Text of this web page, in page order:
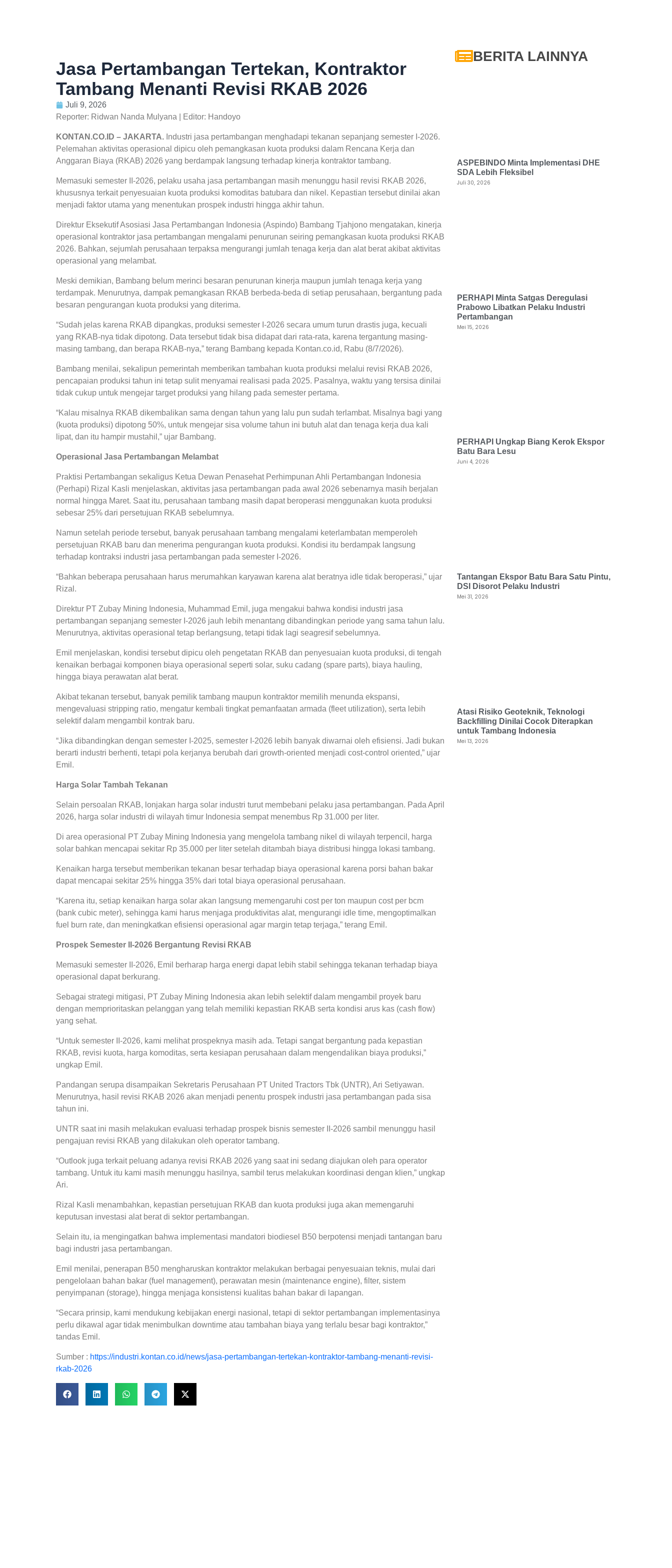
Jasa Pertambangan Tertekan, Kontraktor
Tambang Menanti Revisi RKAB 2026
Juli 9, 2026
Reporter: Ridwan Nanda Mulyana | Editor: Handoyo
KONTAN.CO.ID – JAKARTA. Industri jasa pertambangan menghadapi tekanan sepanjang semester I-2026.
Pelemahan aktivitas operasional dipicu oleh pemangkasan kuota produksi dalam Rencana Kerja dan
Anggaran Biaya (RKAB) 2026 yang berdampak langsung terhadap kinerja kontraktor tambang.
Memasuki semester II-2026, pelaku usaha jasa pertambangan masih menunggu hasil revisi RKAB 2026,
khususnya terkait penyesuaian kuota produksi komoditas batubara dan nikel. Kepastian tersebut dinilai akan
menjadi faktor utama yang menentukan prospek industri hingga akhir tahun.
Direktur Eksekutif Asosiasi Jasa Pertambangan Indonesia (Aspindo) Bambang Tjahjono mengatakan, kinerja
operasional kontraktor jasa pertambangan mengalami penurunan seiring pemangkasan kuota produksi RKAB
2026. Bahkan, sejumlah perusahaan terpaksa mengurangi jumlah tenaga kerja dan alat berat akibat aktivitas
operasional yang melambat.
Meski demikian, Bambang belum merinci besaran penurunan kinerja maupun jumlah tenaga kerja yang
terdampak. Menurutnya, dampak pemangkasan RKAB berbeda-beda di setiap perusahaan, bergantung pada
besaran pengurangan kuota produksi yang diterima.
“Sudah jelas karena RKAB dipangkas, produksi semester I-2026 secara umum turun drastis juga, kecuali
yang RKAB-nya tidak dipotong. Data tersebut tidak bisa didapat dari rata-rata, karena tergantung masing-
masing tambang, dan berapa RKAB-nya,” terang Bambang kepada Kontan.co.id, Rabu (8/7/2026).
Bambang menilai, sekalipun pemerintah memberikan tambahan kuota produksi melalui revisi RKAB 2026,
pencapaian produksi tahun ini tetap sulit menyamai realisasi pada 2025. Pasalnya, waktu yang tersisa dinilai
tidak cukup untuk mengejar target produksi yang hilang pada semester pertama.
“Kalau misalnya RKAB dikembalikan sama dengan tahun yang lalu pun sudah terlambat. Misalnya bagi yang
(kuota produksi) dipotong 50%, untuk mengejar sisa volume tahun ini butuh alat dan tenaga kerja dua kali
lipat, dan itu hampir mustahil,” ujar Bambang.
Operasional Jasa Pertambangan Melambat
Praktisi Pertambangan sekaligus Ketua Dewan Penasehat Perhimpunan Ahli Pertambangan Indonesia
(Perhapi) Rizal Kasli menjelaskan, aktivitas jasa pertambangan pada awal 2026 sebenarnya masih berjalan
normal hingga Maret. Saat itu, perusahaan tambang masih dapat beroperasi menggunakan kuota produksi
sebesar 25% dari persetujuan RKAB sebelumnya.
Namun setelah periode tersebut, banyak perusahaan tambang mengalami keterlambatan memperoleh
persetujuan RKAB baru dan menerima pengurangan kuota produksi. Kondisi itu berdampak langsung
terhadap kontraksi industri jasa pertambangan pada semester I-2026.
“Bahkan beberapa perusahaan harus merumahkan karyawan karena alat beratnya idle tidak beroperasi,” ujar
Rizal.
Direktur PT Zubay Mining Indonesia, Muhammad Emil, juga mengakui bahwa kondisi industri jasa
pertambangan sepanjang semester I-2026 jauh lebih menantang dibandingkan periode yang sama tahun lalu.
Menurutnya, aktivitas operasional tetap berlangsung, tetapi tidak lagi seagresif sebelumnya.
Emil menjelaskan, kondisi tersebut dipicu oleh pengetatan RKAB dan penyesuaian kuota produksi, di tengah
kenaikan berbagai komponen biaya operasional seperti solar, suku cadang (spare parts), biaya hauling,
hingga biaya perawatan alat berat.
Akibat tekanan tersebut, banyak pemilik tambang maupun kontraktor memilih menunda ekspansi,
mengevaluasi stripping ratio, mengatur kembali tingkat pemanfaatan armada (fleet utilization), serta lebih
selektif dalam mengambil kontrak baru.
“Jika dibandingkan dengan semester I-2025, semester I-2026 lebih banyak diwarnai oleh efisiensi. Jadi bukan
berarti industri berhenti, tetapi pola kerjanya berubah dari growth-oriented menjadi cost-control oriented,” ujar
Emil.
Harga Solar Tambah Tekanan
Selain persoalan RKAB, lonjakan harga solar industri turut membebani pelaku jasa pertambangan. Pada April
2026, harga solar industri di wilayah timur Indonesia sempat menembus Rp 31.000 per liter.
Di area operasional PT Zubay Mining Indonesia yang mengelola tambang nikel di wilayah terpencil, harga
solar bahkan mencapai sekitar Rp 35.000 per liter setelah ditambah biaya distribusi hingga lokasi tambang.
Kenaikan harga tersebut memberikan tekanan besar terhadap biaya operasional karena porsi bahan bakar
dapat mencapai sekitar 25% hingga 35% dari total biaya operasional perusahaan.
“Karena itu, setiap kenaikan harga solar akan langsung memengaruhi cost per ton maupun cost per bcm
(bank cubic meter), sehingga kami harus menjaga produktivitas alat, mengurangi idle time, mengoptimalkan
fuel burn rate, dan meningkatkan efisiensi operasional agar margin tetap terjaga,” terang Emil.
Prospek Semester II-2026 Bergantung Revisi RKAB
Memasuki semester II-2026, Emil berharap harga energi dapat lebih stabil sehingga tekanan terhadap biaya
operasional dapat berkurang.
Sebagai strategi mitigasi, PT Zubay Mining Indonesia akan lebih selektif dalam mengambil proyek baru
dengan memprioritaskan pelanggan yang telah memiliki kepastian RKAB serta kondisi arus kas (cash flow)
yang sehat.
“Untuk semester II-2026, kami melihat prospeknya masih ada. Tetapi sangat bergantung pada kepastian
RKAB, revisi kuota, harga komoditas, serta kesiapan perusahaan dalam mengendalikan biaya produksi,”
ungkap Emil.
Pandangan serupa disampaikan Sekretaris Perusahaan PT United Tractors Tbk (UNTR), Ari Setiyawan.
Menurutnya, hasil revisi RKAB 2026 akan menjadi penentu prospek industri jasa pertambangan pada sisa
tahun ini.
UNTR saat ini masih melakukan evaluasi terhadap prospek bisnis semester II-2026 sambil menunggu hasil
pengajuan revisi RKAB yang dilakukan oleh operator tambang.
“Outlook juga terkait peluang adanya revisi RKAB 2026 yang saat ini sedang diajukan oleh para operator
tambang. Untuk itu kami masih menunggu hasilnya, sambil terus melakukan koordinasi dengan klien,” ungkap
Ari.
Rizal Kasli menambahkan, kepastian persetujuan RKAB dan kuota produksi juga akan memengaruhi
keputusan investasi alat berat di sektor pertambangan.
Selain itu, ia mengingatkan bahwa implementasi mandatori biodiesel B50 berpotensi menjadi tantangan baru
bagi industri jasa pertambangan.
Emil menilai, penerapan B50 mengharuskan kontraktor melakukan berbagai penyesuaian teknis, mulai dari
pengelolaan bahan bakar (fuel management), perawatan mesin (maintenance engine), filter, sistem
penyimpanan (storage), hingga menjaga konsistensi kualitas bahan bakar di lapangan.
“Secara prinsip, kami mendukung kebijakan energi nasional, tetapi di sektor pertambangan implementasinya
perlu dikawal agar tidak menimbulkan downtime atau tambahan biaya yang terlalu besar bagi kontraktor,”
tandas Emil.
Sumber : https://industri.kontan.co.id/news/jasa-pertambangan-tertekan-kontraktor-tambang-menanti-revisi-
rkab-2026
BERITA LAINNYA
ASPEBINDO Minta Implementasi DHE
SDA Lebih Fleksibel
Juli 30, 2026
PERHAPI Minta Satgas Deregulasi
Prabowo Libatkan Pelaku Industri
Pertambangan
Mei 15, 2026
PERHAPI Ungkap Biang Kerok Ekspor
Batu Bara Lesu
Juni 4, 2026
Tantangan Ekspor Batu Bara Satu Pintu,
DSI Disorot Pelaku Industri
Mei 31, 2026
Atasi Risiko Geoteknik, Teknologi
Backfilling Dinilai Cocok Diterapkan
untuk Tambang Indonesia
Mei 13, 2026